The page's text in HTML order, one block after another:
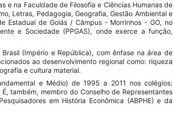
e na Faculdade de Filosofia e Ciências Humanas de
Letras, Pedagogia, Geografia, Gestão Ambiental e
Estadual de Goiás / Câmpus - Morrinhos - GO, no
e Sociedade (PPGAS), onde exerce a função,
(Império e República), com ênfase na área de
ao desenvolvimento regional como: riqueza
e cultura material.
e Médio) de 1995 a 2011 nos colégios:
também, membro do Conselho de Representantes
em História Econômica (ABPHE) e da